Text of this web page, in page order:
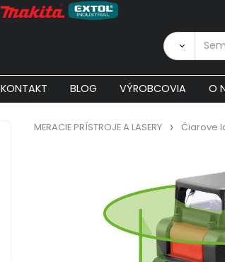
KONTAKT BLOG VÝROBCOVIA O
MERACIE PRÍSTROJE A LASERY Čiarove